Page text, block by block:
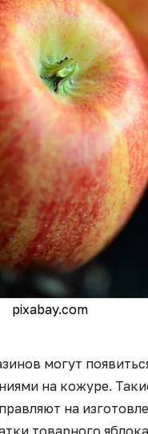
pixabay.com
могут
на кожуре.
на